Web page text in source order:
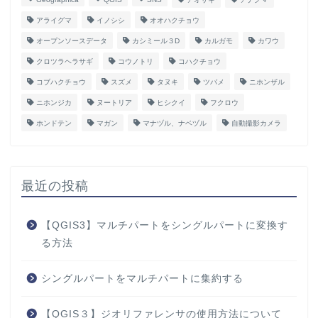
アライグマ イノシシ オオハクチョウ
オープンソースデータ カシミール３D カルガモ カワウ
クロツラヘラサギ コウノトリ コハクチョウ
コブハクチョウ スズメ タヌキ ツバメ ニホンザル
ニホンジカ ヌートリア ヒシクイ フクロウ
ホンドテン マガン マナヅル、ナベヅル 自動撮影カメラ
最近の投稿
【QGIS3】マルチパートをシングルパートに変換す
る方法
シングルパートをマルチパートに集約する
【QGIS３】ジオリファレンサの使用方法について